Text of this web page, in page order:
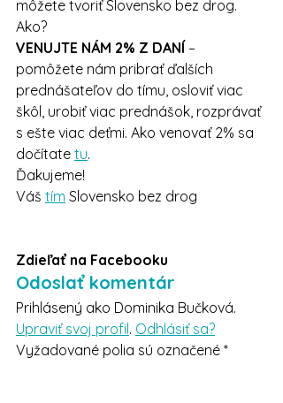
môžete tvoriť Slovensko bez drog.
Ako?
VENUJTE NÁM 2% Z DANÍ –
pomôžete nám pribrať ďalších
prednášateľov do tímu, osloviť viac
škôl, urobiť viac prednášok, rozprávať
s ešte viac deťmi. Ako venovať 2% sa
dočítate tu.
Ďakujeme!
Váš tím Slovensko bez drog
Zdieľať na Facebooku
Odoslať komentár
Prihlásený ako Dominika Bučková.
Upraviť svoj profil. Odhlásiť sa?
Vyžadované polia sú označené *